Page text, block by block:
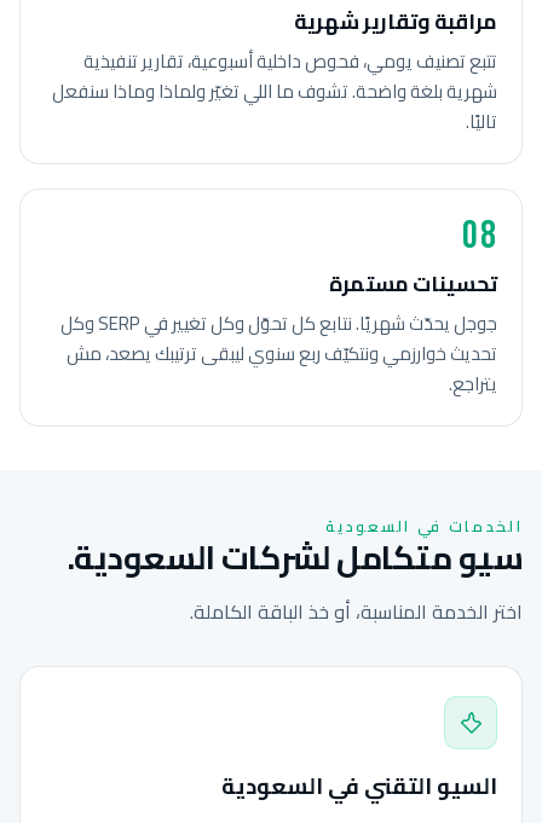
مراقبة وتقارير شهرية
تتبع تصنيف يومي، فحوص داخلية أسبوعية، تقارير تنفيذية
شهرية بلغة واضحة. تشوف ما اللي تغيّر ولماذا وماذا سنفعل
تاليًا.
08
تحسينات مستمرة
جوجل يحدّث شهريًا. نتابع كل تحوّل وكل تغيير في SERP وكل
تحديث خوارزمي ونتكيّف ربع سنوي ليبقى ترتيبك يصعد، مش
يتراجع.
الخدمات في السعودية
سيو متكامل لشركات السعودية.
اختر الخدمة المناسبة، أو خذ الباقة الكاملة.
السيو التقني في السعودية